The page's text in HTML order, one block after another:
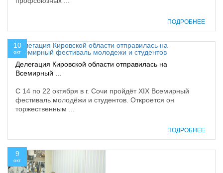
ПОДРОБНЕЕ
10
окт
Делегация Кировской области отправилась на
Всемирный ...
С 14 по 22 октября в г. Сочи пройдёт XIX Всемирный
фестиваль молодёжи и студентов. Откроется он
торжественным ...
ПОДРОБНЕЕ
9
окт